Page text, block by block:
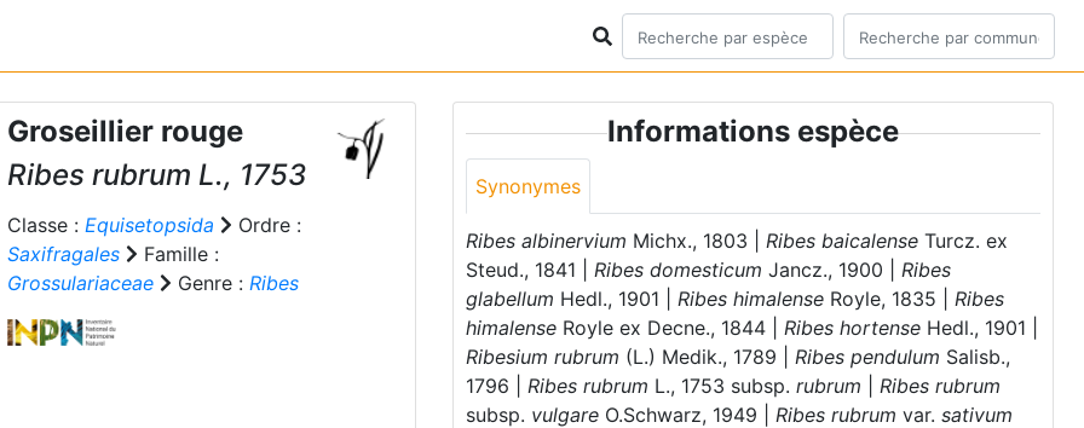
Groseillier rouge
Ribes rubrum L., 1753
Classe : Equisetopsida
Ordre :
Saxifragales
Famille :
Grossulariaceae
Genre : Ribes
Informations espèce
Synonymes
Ribes albinervium Michx., 1803 |Ribes baicalense Turcz. ex
Steud., 1841 |Ribes domesticum Jancz., 1900 |Ribes
glabellum Hedl., 1901 |Ribes himalense Royle, 1835 |Ribes
himalense Royle ex Decne., 1844 |Ribes hortense Hedl., 1901 |
Ribesium rubrum (L.) Medik., 1789 |Ribes pendulum Salisb.,
1796 |Ribes rubrum L., 1753 subsp. rubrum |Ribes rubrum
subsp. vulgare O.Schwarz, 1949 |Ribes rubrumvar. sativum